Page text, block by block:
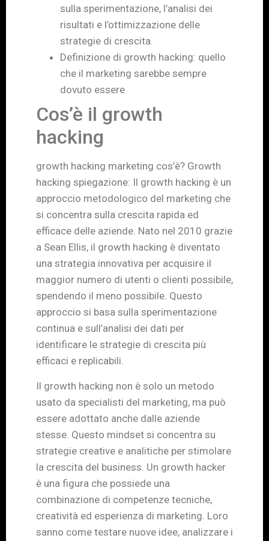
sulla sperimentazione, l’analisi dei
risultati e l’ottimizzazione delle
strategie di crescita.
Definizione di growth hacking: quello
che il marketing sarebbe sempre
dovuto essere
Cos’è il growth
hacking
growth hacking marketing cos’è? Growth
hacking spiegazione: Il growth hacking è un
approccio metodologico del marketing che
si concentra sulla crescita rapida ed
efficace delle aziende. Nato nel 2010 grazie
a Sean Ellis, il growth hacking è diventato
una strategia innovativa per acquisire il
maggior numero di utenti o clienti possibile,
spendendo il meno possibile. Questo
approccio si basa sulla sperimentazione
continua e sull’analisi dei dati per
identificare le strategie di crescita più
efficaci e replicabili.
Il growth hacking non è solo un metodo
usato da specialisti del marketing, ma può
essere adottato anche dalle aziende
stesse. Questo mindset si concentra su
strategie creative e analitiche per stimolare
la crescita del business. Un growth hacker
è una figura che possiede una
combinazione di competenze tecniche,
creatività ed esperienza di marketing. Loro
sanno come testare nuove idee, analizzare i